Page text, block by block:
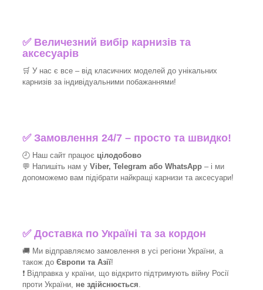
✅ Величезний вибір карнизів та
аксесуарів
🛒 У нас є все – від класичних моделей до унікальних
карнизів за індивідуальними побажаннями!​
✅Замовлення 24/7 – просто та швидко!
🕘 Наш сайт працює цілодобово
💬 Напишіть нам у Viber, Telegram або WhatsApp – і ми
допоможемо вам підібрати найкращі карнизи та аксесуари!
✅Доставка по Україні та за кордон
🚚 Ми відправляємо замовлення в усі регіони України, а
також до Європи та Азії!
❗ Відправка у країни, що відкрито підтримують війну Росії
проти України, не здійснюється.